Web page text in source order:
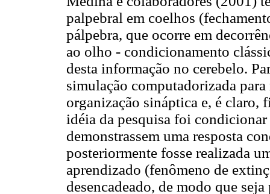
palpebral em coelhos
pálpebra, que ocorre em
ao olho - condicionamento
desta informação no cerebelo.
simulação computadorizada
organização sináptica e, é claro,
idéia da pesquisa foi
demonstrassem uma resposta
posteriormente fosse realizada
aprendizado (fenômeno de
desencadeado, de modo que